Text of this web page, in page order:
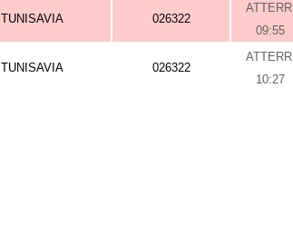
TUNISAVIA 026322
ATTERRI
09:55
TUNISAVIA 026322
ATTERRI
10:27